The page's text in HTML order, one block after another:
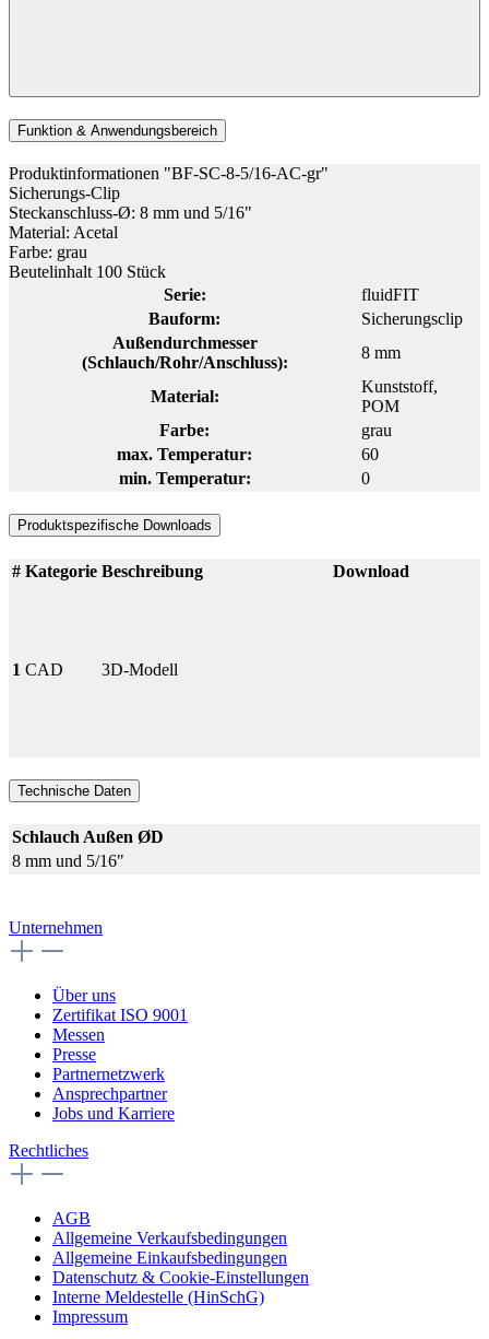
Funktion & Anwendungsbereich
Produktinformationen "BF-SC-8-5/16-AC-gr"
Sicherungs-Clip
Steckanschluss-Ø: 8 mm und 5/16"
Material: Acetal
Farbe: grau
Beutelinhalt 100 Stück
Serie:
fluidFIT
Bauform:
Sicherungsclip
Außendurchmesser
(Schlauch/Rohr/Anschluss):
8 mm
Material:
Kunststoff,
POM
Farbe:
grau
max. Temperatur:
60
min. Temperatur:
0
Produktspezifische Downloads
# Kategorie Beschreibung Download
1 CAD 3D-Modell
Technische Daten
Schlauch Außen ØD
8 mm und 5/16"
Unternehmen
Über uns
Zertifikat ISO 9001
Messen
Presse
Partnernetzwerk
Ansprechpartner
Jobs und Karriere
Rechtliches
AGB
Allgemeine Verkaufsbedingungen
Allgemeine Einkaufsbedingungen
Datenschutz & Cookie-Einstellungen
Interne Meldestelle (HinSchG)
Impressum